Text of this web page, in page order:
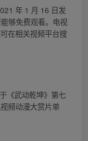
年 1 月 16 日发
够免费观看。电视
在相关视频平台搜
《武动乾坤》第七
频动漫大赏片单